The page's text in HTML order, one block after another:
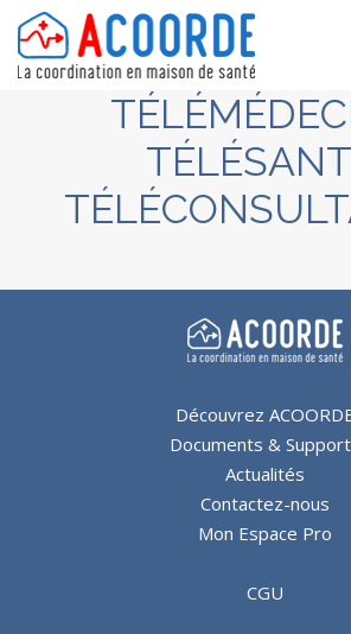
Découvrez
Documents &
Actualités
Contactez-nous
Mon Espace Pro
CGU